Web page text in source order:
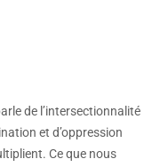
de l’intersectionnalité
et d’oppression
Ce que nous